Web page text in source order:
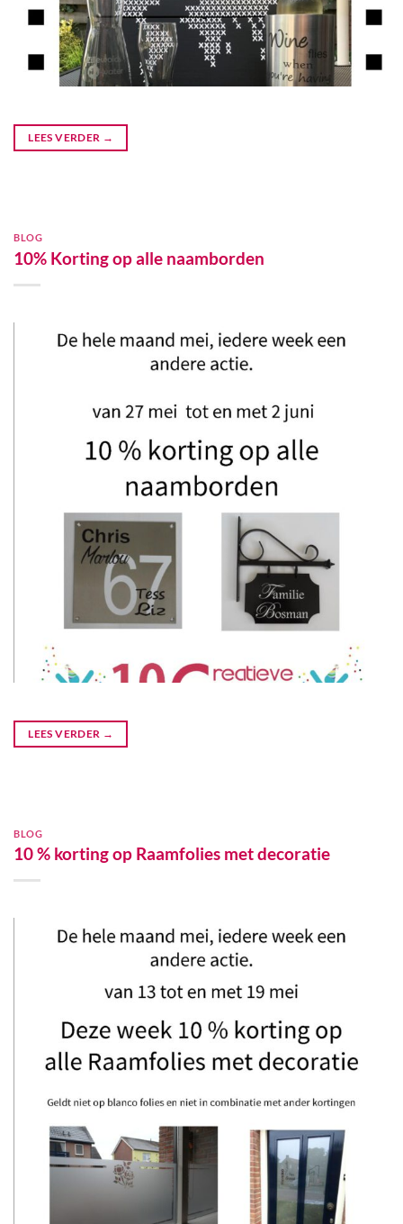
LEES VERDER →
BLOG
10% Korting op alle naamborden
LEES VERDER →
BLOG
10 % korting op Raamfolies met decoratie